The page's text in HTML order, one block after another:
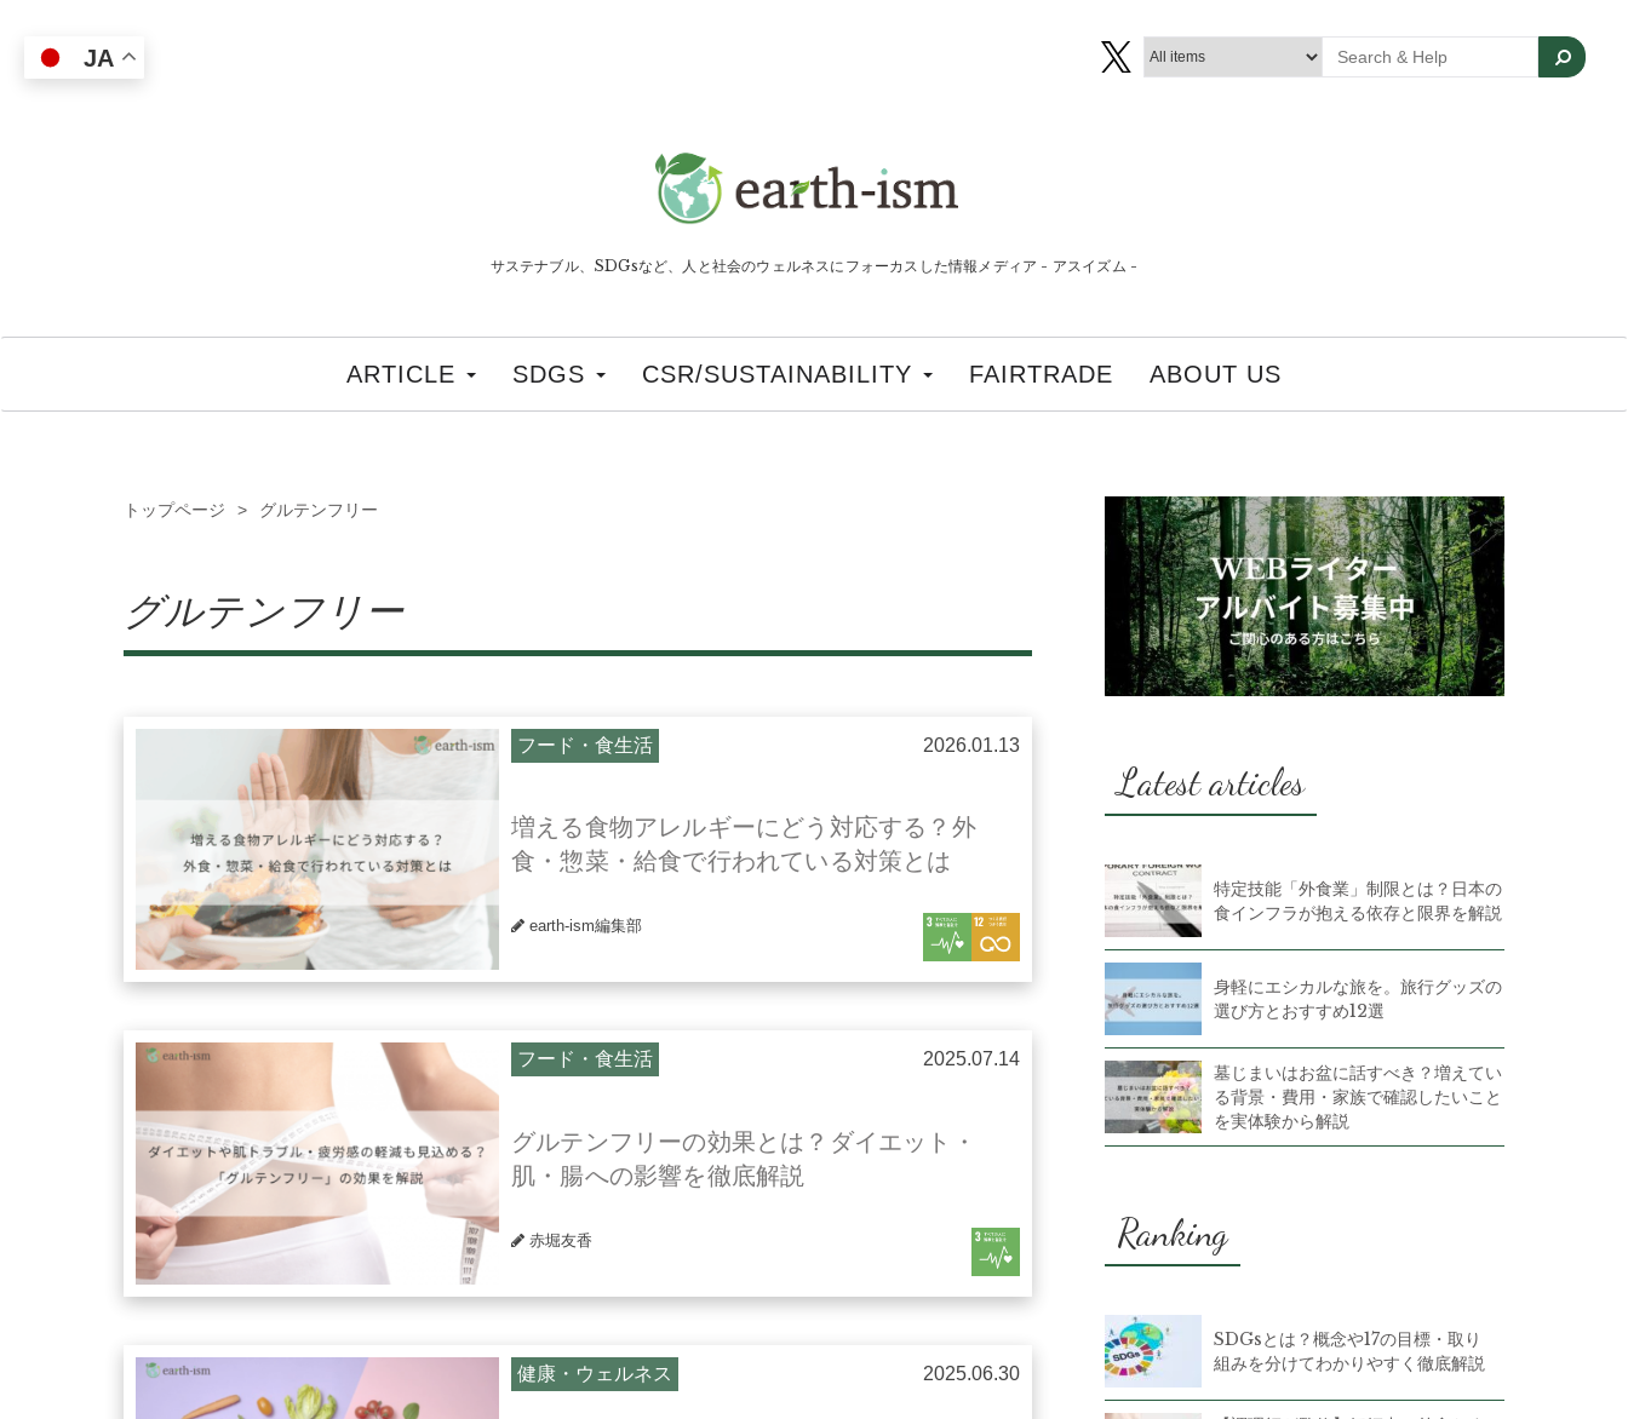
サステナブル、SDGsなど、人と社会のウェルネスにフォーカスした情報メディア - アスイズム -
ARTICLE SDGS CSR/SUSTAINABILITY FAIRTRADE ABOUT US
トップページ グルテンフリー
グルテンフリー
フード・食生活 2026.01.13
増える食物アレルギーにどう対応する？外
食・惣菜・給食で行われている対策とは
earth-ism編集部
フード・食生活 2025.07.14
グルテンフリーの効果とは？ダイエット・
肌・腸への影響を徹底解説
赤堀友香
健康・ウェルネス 2025.06.30
Latest articles
特定技能「外食業」制限とは？日本の
食インフラが抱える依存と限界を解説
身軽にエシカルな旅を。旅行グッズの
選び方とおすすめ12選
墓じまいはお盆に話すべき？増えてい
る背景・費用・家族で確認したいこと
を実体験から解説
Ranking
SDGsとは？概念や17の目標・取り
組みを分けてわかりやすく徹底解説
JA